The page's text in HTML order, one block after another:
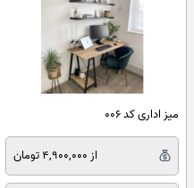
میز اداری کد ۰۰۶
از 4,900,000 تومان